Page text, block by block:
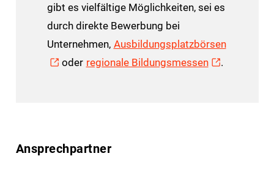
gibt es vielfältige Möglichkeiten, sei es
durch direkte Bewerbung bei
Unternehmen, Ausbildungsplatzbörsen
oder regionale Bildungsmessen .
Ansprechpartner